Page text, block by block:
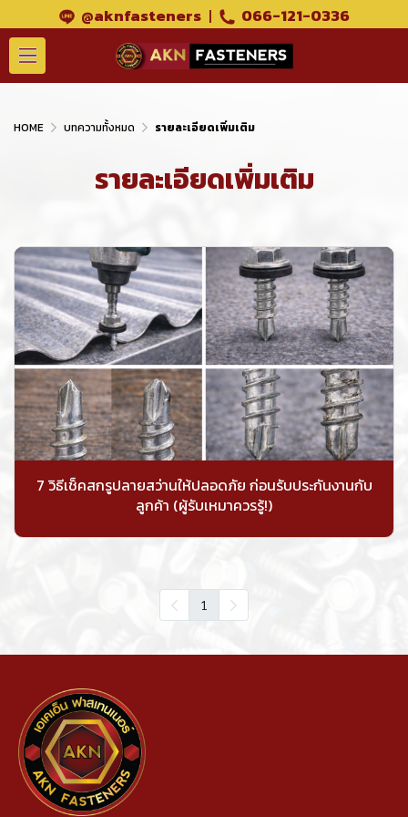
@aknfasteners | 066-121-0336
HOME บทความทั้งหมด รายละเอียดเพิ่มเติม
รายละเอียดเพิ่มเติม
7 วิธีเช็คสกรูปลายสว่านให้ปลอดภัย ก่อนรับประกันงานกับ
ลูกค้า (ผู้รับเหมาควรรู้!)
1